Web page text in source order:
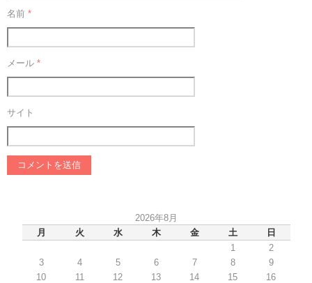
名前 *
メール *
サイト
2026年8月
月
火 水 木 金 土 日
1
2
3
4 5 6 7 8
9
10
11 12 13 14 15
16